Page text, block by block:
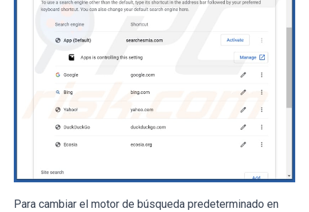
Para cambiar el motor de búsqueda predeterminado en